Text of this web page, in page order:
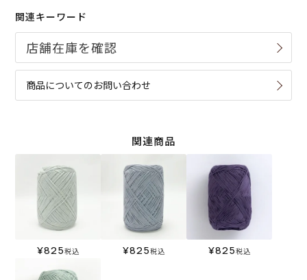
関連キーワード
商品についてのお問い合わせ
関連商品
¥825税込 ¥825税込 ¥825税込